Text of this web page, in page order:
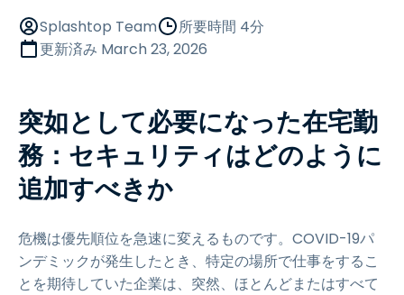
Splashtop Team
所要時間 4分
更新済み March 23, 2026
突如として必要になった在宅勤
務：セキュリティはどのように
追加すべきか
危機は優先順位を急速に変えるものです。COVID-19パ
ンデミックが発生したとき、特定の場所で仕事をするこ
とを期待していた企業は、突然、ほとんどまたはすべて